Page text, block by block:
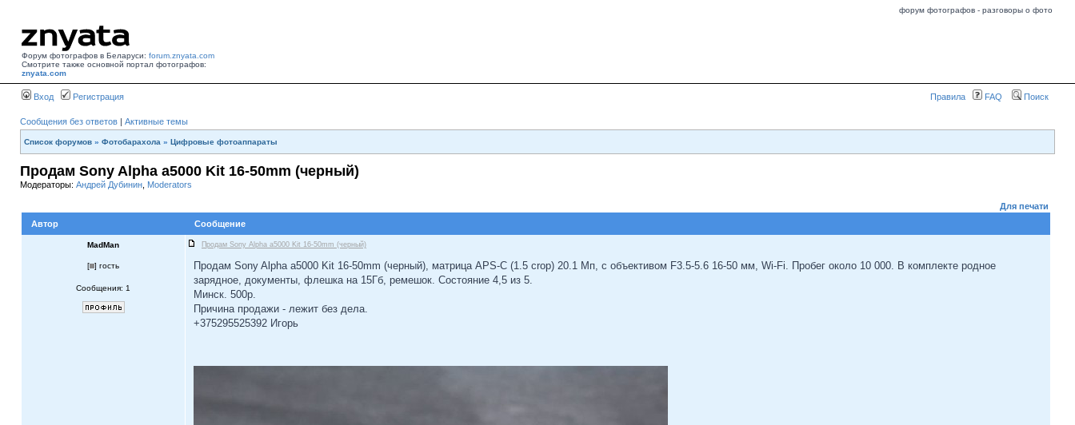
форум фотографов - разговоры о фото
Форум фотографов в Беларуси: forum.znyata.com
Смотрите также основной портал фотографов:
znyata.com
Вход Регистрация Правила FAQ Поиск
Сообщения без ответов | Активные темы
Список форумов » Фотобарахола » Цифровые фотоаппараты
Продам Sony Alpha a5000 Kit 16-50mm (черный)
Модераторы: Андрей Дубинин Moderators
Для печати
Автор
Сообщение
MadMan Продам Sony Alpha a5000 Kit 16-50mm (черный)
[ ] гость
Сообщения: 1
Продам Sony Alpha a5000 Kit 16-50mm (черный), матрица APS-C (1.5 crop) 20.1 Мп, с объективом F3.5-5.6 16-50 мм, Wi-Fi. Пробег около 10 000. В комплекте родное
зарядное, документы, флешка на 15Гб, ремешок. Состояние 4,5 из 5.
Минск. 500р.
Причина продажи - лежит без дела.
+375295525392 Игорь